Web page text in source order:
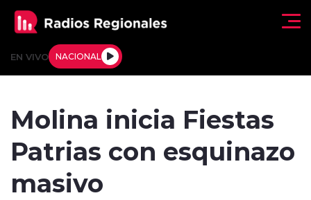
EN VIVO NACIONAL
Tendencias
Molina inicia Fiestas
Patrias con esquinazo
masivo